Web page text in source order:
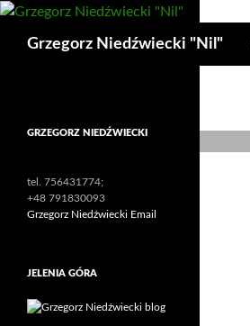
Przejdź
treści
Grzegorz Niedźwiecki "Nil"
GRZEGORZ NIEDŹWIECKI
tel. 756431774;
+48 791830093
Grzegorz Niedźwiecki Email
JELENIA GÓRA